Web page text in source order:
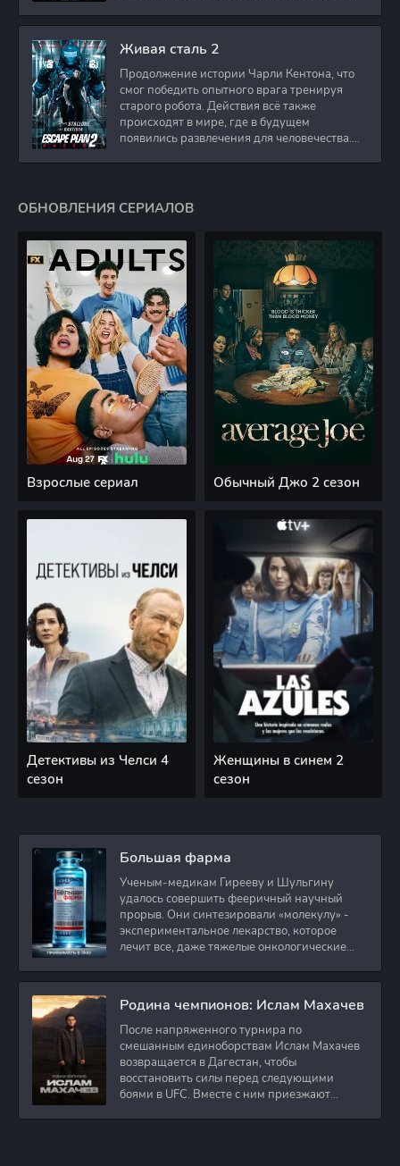
Живая сталь 2
Продолжение истории Чарли Кентона, что
смог победить опытного врага тренируя
старого робота. Действия всё также
происходят в мире, где в будущем
появились развлечения для человечества.
ОБНОВЛЕНИЯ СЕРИАЛОВ
Взрослые сериал Обычный Джо 2 сезон
Детективы из Челси 4
сезон
Женщины в синем 2
сезон
Большая фарма
Ученым-медикам Гирееву и Шульгину
удалось совершить фееричный научный
прорыв. Они синтезировали «молекулу» -
экспериментальное лекарство, которое
лечит все, даже тяжелые онкологические
Родина чемпионов: Ислам Махачев
После напряженного турнира по
смешанным единоборствам Ислам Махачев
возвращается в Дагестан, чтобы
восстановить силы перед следующими
боями в UFC. Вместе с ним приезжают